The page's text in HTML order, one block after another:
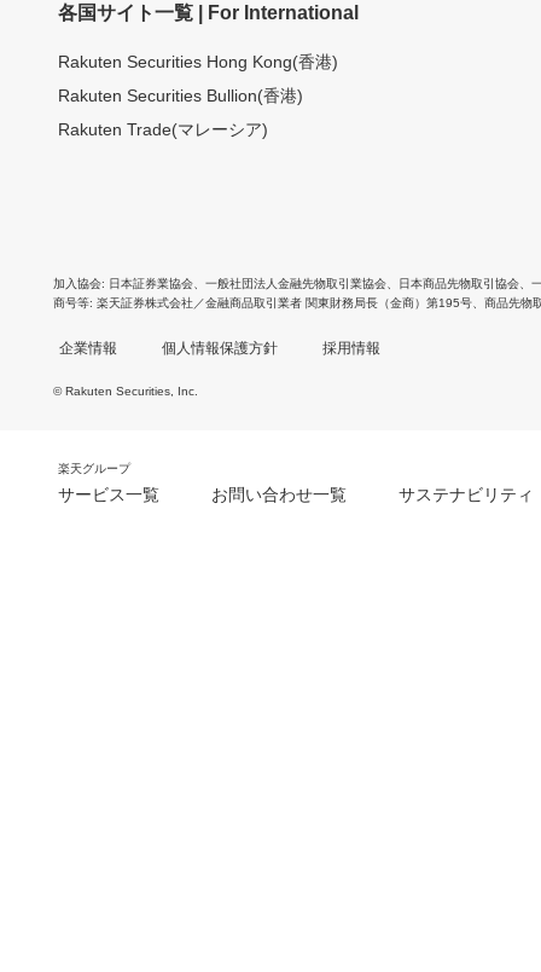
各国サイト一覧 | For International
Rakuten Securities Hong Kong(香港)
Rakuten Securities Bullion(香港)
Rakuten Trade(マレーシア)
加入協会 日本証券業協会 一般社団法人金融先物取引業協会 日本商品先物取引協会
商号等 楽天証券株式会社／金融商品取引業者 関東財務局長（金商）第195号、商品先物
企業情報 個人情報保護方針 採用情報
© Rakuten Securities, Inc.
楽天グループ
サービス一覧 お問い合わせ一覧 サステナビリティ